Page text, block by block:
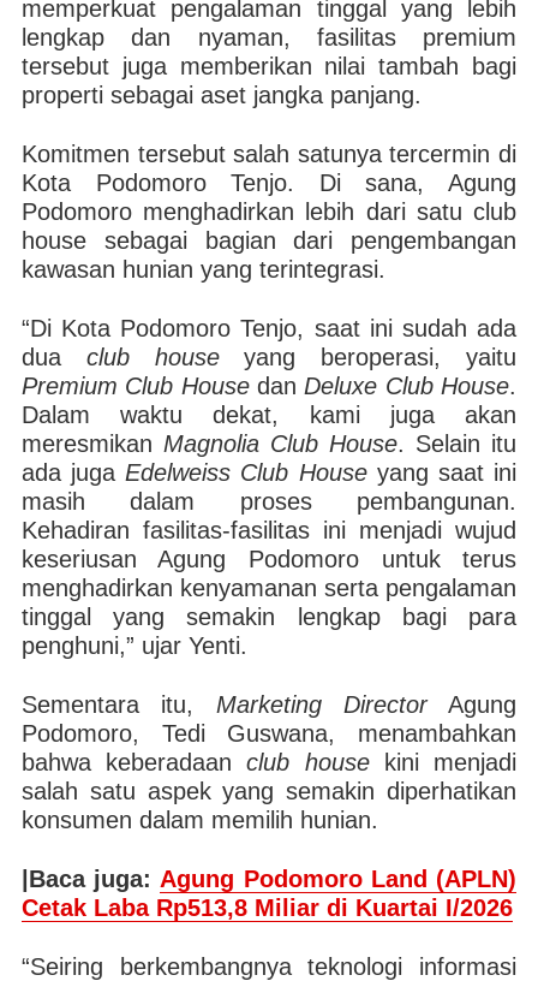
memperkuat pengalaman tinggal yang lebih
lengkap dan nyaman, fasilitas premium
tersebut juga memberikan nilai tambah bagi
properti sebagai aset jangka panjang.
Komitmen tersebut salah satunya tercermin di
Kota Podomoro Tenjo. Di sana, Agung
Podomoro menghadirkan lebih dari satu club
house sebagai bagian dari pengembangan
kawasan hunian yang terintegrasi.
“Di Kota Podomoro Tenjo, saat ini sudah ada
dua club houseyang beroperasi, yaitu
Premium Club Housedan Deluxe Club House.
Dalam waktu dekat, kami juga akan
meresmikan Magnolia Club House. Selain itu
ada juga Edelweiss Club Houseyang saat ini
masih dalam proses pembangunan.
Kehadiran fasilitas-fasilitas ini menjadi wujud
keseriusan Agung Podomoro untuk terus
menghadirkan kenyamanan serta pengalaman
tinggal yang semakin lengkap bagi para
penghuni,” ujar Yenti.
Sementara itu, Marketing DirectorAgung
Podomoro, Tedi Guswana, menambahkan
bahwa keberadaanclub housekini menjadi
salah satu aspek yang semakin diperhatikan
konsumen dalam memilih hunian.
|Baca juga: Agung Podomoro Land (APLN)
Cetak Laba Rp513,8 Miliar di Kuartai I/2026
“Seiring berkembangnya teknologi informasi